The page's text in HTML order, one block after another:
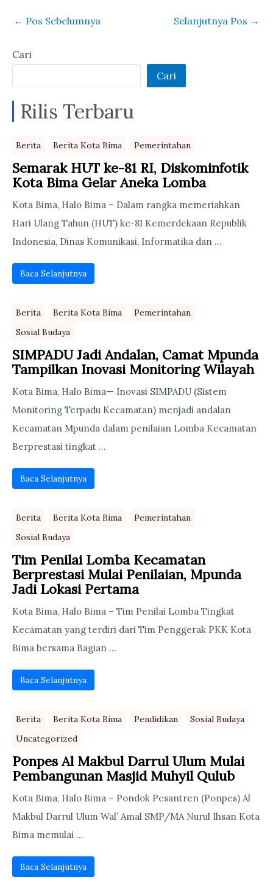
← Pos Sebelumnya Selanjutnya Pos →
Cari
Cari
Rilis Terbaru
Berita Berita Kota Bima Pemerintahan
Semarak HUT ke-81 RI, Diskominfotik
Kota Bima Gelar Aneka Lomba
Kota Bima, Halo Bima – Dalam rangka memeriahkan
Hari Ulang Tahun (HUT) ke-81 Kemerdekaan Republik
Indonesia, Dinas Komunikasi, Informatika dan ...
Baca Selanjutnya
Berita Berita Kota Bima
Pemerintahan
Sosial Budaya
SIMPADU Jadi Andalan, Camat Mpunda
Tampilkan Inovasi Monitoring Wilayah
Kota Bima, Halo Bima— Inovasi SIMPADU (Sistem
Monitoring Terpadu Kecamatan) menjadi andalan
Kecamatan Mpunda dalam penilaian Lomba Kecamatan
Berprestasi tingkat ...
Baca Selanjutnya
Berita Berita Kota Bima
Pemerintahan
Sosial Budaya
Tim Penilai Lomba Kecamatan
Berprestasi Mulai Penilaian, Mpunda
Jadi Lokasi Pertama
Kota Bima, Halo Bima – Tim Penilai Lomba Tingkat
Kecamatan yang terdiri dari Tim Penggerak PKK Kota
Bima bersama Bagian ...
Baca Selanjutnya
Berita Berita Kota Bima Pendidikan
Sosial Budaya
Uncategorized
Ponpes Al Makbul Darrul Ulum Mulai
Pembangunan Masjid Muhyil Qulub
Kota Bima, Halo Bima – Pondok Pesantren (Ponpes) Al
Makbul Darrul Ulum Wal’ Amal SMP/MA Nurul Ihsan Kota
Bima memulai ...
Baca Selanjutnya